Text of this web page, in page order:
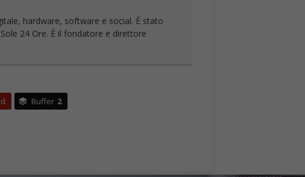
hardware, software e social. È stato
24 Ore. È il fondatore e direttore
Buffer 2